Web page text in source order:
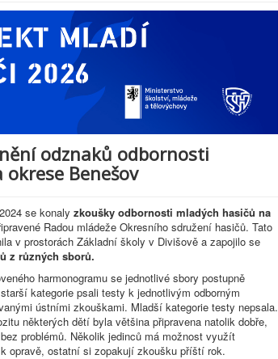
odznaků odbornosti
okrese Benešov
se konaly zkoušky odbornosti mladých hasičů na
Radou mládeže Okresního sdružení hasičů. Tato
v prostorách Základní školy v Divišově a zapojilo se
z různých sborů.
harmonogramu se jednotlivé sbory postupně
kategorie psali testy k jednotlivým odborným
ústními zkouškami. Mladší kategorie testy nepsala.
některých dětí byla většina připravena natolik dobře,
problémů. Několik jedinců má možnost využít
opravě, ostatní si zopakují zkoušku příští rok.